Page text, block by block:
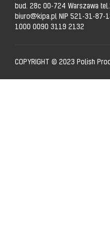
bud. 28c 00-724 Warszawa tel.:
biuro@kipa.pl NIP 521-31-87-
1000 0090 3119 2132
COPYRIGHT © 2023 Polish